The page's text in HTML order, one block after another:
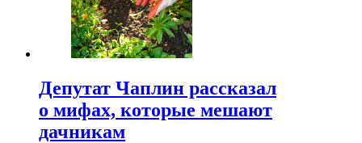
Депутат Чаплин рассказал
о мифах, которые мешают
дачникам